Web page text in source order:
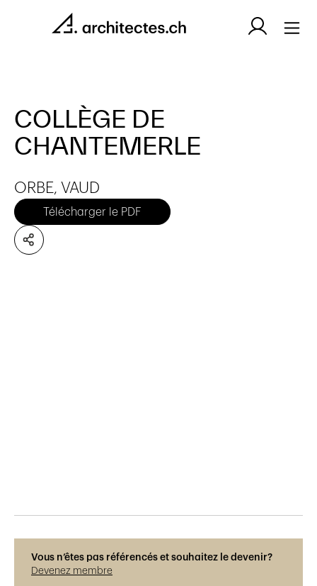
COLLÈGE DE
CHANTEMERLE
ORBE, VAUD
Télécharger le PDF
Vous n’êtes pas référencés et souhaitez le devenir?
Devenez membre